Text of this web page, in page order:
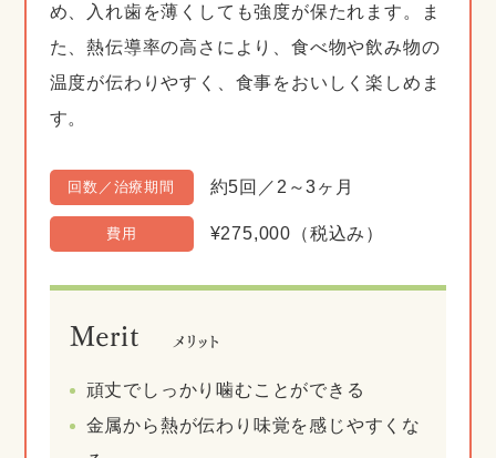
め、入れ歯を薄くしても強度が保たれます。ま
た、熱伝導率の高さにより、食べ物や飲み物の
温度が伝わりやすく、食事をおいしく楽しめま
す。
回数／治療期間 約5回／2～3ヶ月
費用 ¥275,000（税込み）
Merit メリット
頑丈でしっかり噛むことができる
金属から熱が伝わり味覚を感じやすくな